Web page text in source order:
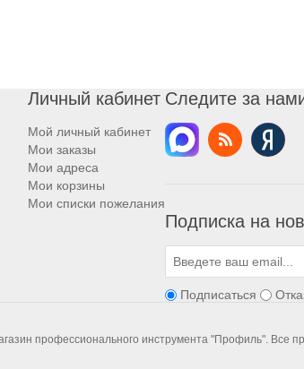
Личный кабинет
Мой личный кабинет
Мои заказы
Мои адреса
Мои корзины
Мои списки пожелания
Следите за
Подписка на
Подписаться
профессионального инструмента "Профиль". Все